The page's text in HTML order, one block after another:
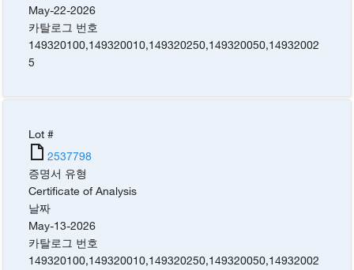
May-22-2026
카탈로그 번호
149320100,149320010,149320250,149320050,14932002
5
Lot #
2537798
증명서 유형
Certificate of Analysis
날짜
May-13-2026
카탈로그 번호
149320100,149320010,149320250,149320050,14932002